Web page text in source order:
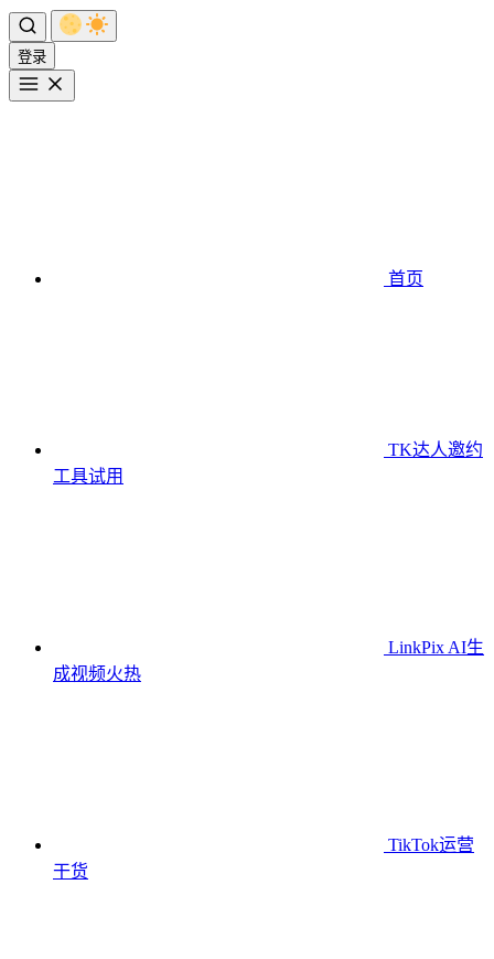
登录
首页
TK达人邀约
工具试用
LinkPix AI生
成视频火热
TikTok运营
干货